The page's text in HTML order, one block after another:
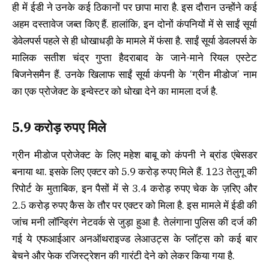
ही में ईडी ने उनके कई ठिकानों पर छापा मारा है. इस दौरान उन्होंने कई
अहम दस्तावेज जब्त किए हैं. हालांकि, इन दोनों कंपनियों में से साईं सूर्या
डेवेलपर्स पहले से ही धोखाधड़ी के मामले में फंसा है. साईं सूर्या डेवलपर्स के
मालिक सतीश चंद्र गुप्ता हैदराबाद के जाने-माने रियल एस्टेट
बिजनेसमैन हैं. उनके खिलाफ साईं सूर्या कंपनी के ‘ग्रीन मीडोज’ नाम
का एक प्रोजेक्ट के इन्वेस्टर को धोखा देने का मामला दर्ज है.
5.9 करोड़ रुपए मिले
ग्रीन मीडोज प्रोजेक्ट के लिए महेश बाबू को कंपनी ने ब्रांड एंबेसडर
बनाया था. इसके लिए एक्टर को 5.9 करोड़ रुपए मिले हैं. 123 तेलुगू की
रिपोर्ट के मुताबिक, इन पैसों में से 3.4 करोड़ रुपए चेक के ज़रिए और
2.5 करोड़ रुपए कैस के तौर पर एक्टर को मिला है. इस मामले में ईडी की
जांच मनी लॉन्ड्रिंग नेटवर्क से जुड़ा हुआ है. तेलंगाना पुलिस की दर्ज की
गई ये एफआईआर अनऑथराइज्ड लेआउट्स के प्लॉट्स को कई बार
बेचने और फेक रजिस्ट्रेशन की गारंटी देने को लेकर किया गया है.